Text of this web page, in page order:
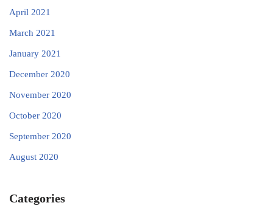
April 2021
March 2021
January 2021
December 2020
November 2020
October 2020
September 2020
August 2020
Categories